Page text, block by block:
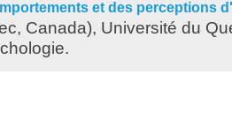
et des perceptions
Canada), Université du